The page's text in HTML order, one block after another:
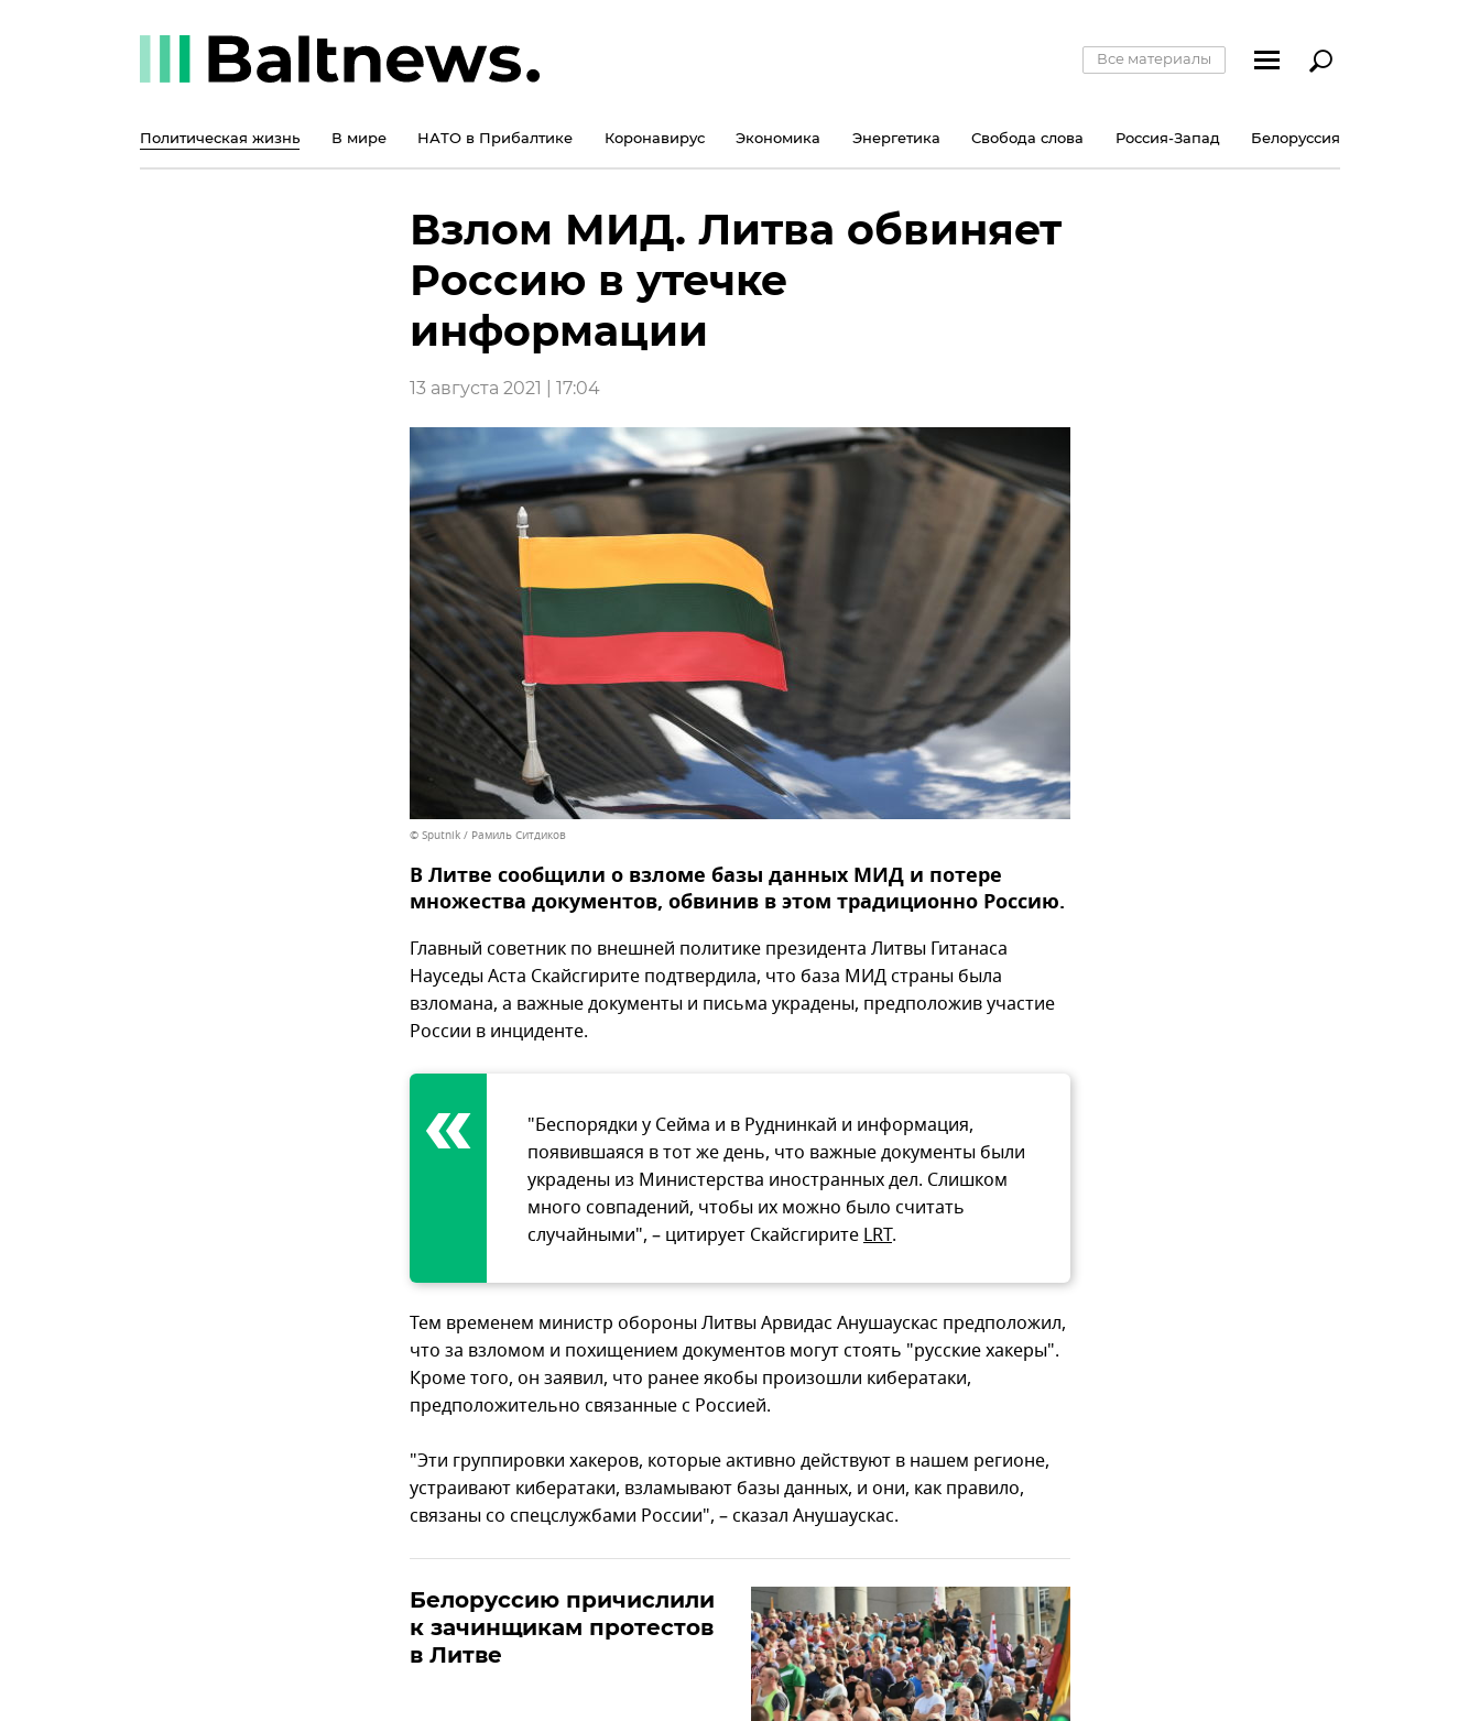
Все материалы
Политическая жизнь В мире НАТО в Прибалтике Коронавирус Экономика Энергетика Свобода слова Россия-Запад Белоруссия
Взлом МИД. Литва обвиняет
Россию в утечке
информации
13 августа 2021 | 17:04
© Sputnik / Рамиль Ситдиков
В Литве сообщили о взломе базы данных МИД и потере
множества документов, обвинив в этом традиционно Россию.
Главный советник по внешней политике президента Литвы Гитанаса
Науседы Аста Скайсгирите подтвердила, что база МИД страны была
взломана, а важные документы и письма украдены, предположив участие
России в инциденте.
"Беспорядки у Сейма и в Руднинкай и информация,
появившаяся в тот же день, что важные документы были
украдены из Министерства иностранных дел. Слишком
много совпадений, чтобы их можно было считать
случайными", – цитирует СкайсгиритеLRT.
Тем временем министр обороны Литвы Арвидас Анушаускас предположил,
что за взломом и похищением документов могут стоять "русские хакеры".
Кроме того, он заявил, что ранее якобы произошли кибератаки,
предположительно связанные с Россией.
"Эти группировки хакеров, которые активно действуют в нашем регионе,
устраивают кибератаки, взламывают базы данных, и они, как правило,
связаны со спецслужбами России", – сказал Анушаускас.
Белоруссию причислили
к зачинщикам протестов
в Литве